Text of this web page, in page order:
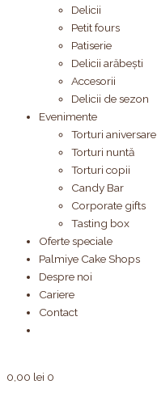
Delicii
Petit fours
Patiserie
Delicii arăbești
Accesorii
Delicii de sezon
Evenimente
Torturi aniversare
Torturi nuntă
Torturi copii
Candy Bar
Corporate gifts
Tasting box
Oferte speciale
Palmiye Cake Shops
Despre noi
Cariere
Contact
0,00 lei 0